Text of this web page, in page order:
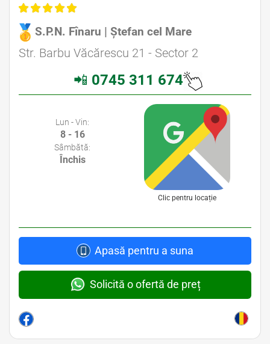
S.P.N. Fînaru | Ștefan cel Mare
Str. Barbu Văcărescu 21 - Sector 2
📲 0745 311 674
Lun - Vin:
8 - 16
Sâmbătă:
Închis
Clic pentru locație
Apasă pentru a suna
Solicită o ofertă de preț